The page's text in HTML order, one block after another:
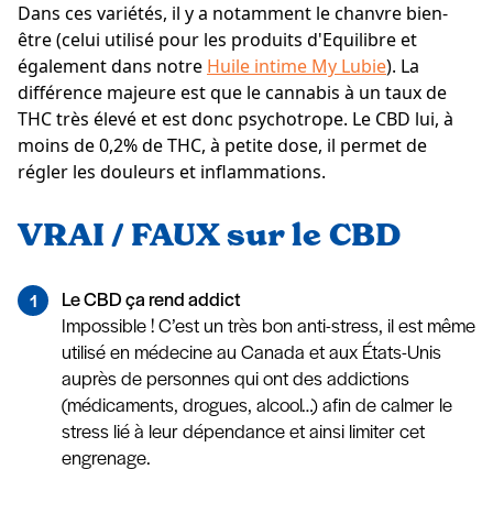
Dans ces variétés, il y a notamment le chanvre bien-
être (celui utilisé pour les produits d'Equilibreet
également dans notre Huile intime My Lubie). La
différence majeure est que le cannabis à un taux de
THC très élevé et est donc psychotrope. Le CBD lui, à
moins de 0,2% de THC, à petite dose, il permet de
régler les douleurs et inflammations.
VRAI / FAUX sur le CBD
Le CBD ça rend addict
Impossible ! C’est un très bon anti-stress, il est même
utilisé en médecine au Canada et aux États-Unis
auprès de personnes qui ont des addictions
(médicaments, drogues, alcool…) afin de calmer le
stress lié à leur dépendance et ainsi limiter cet
engrenage.